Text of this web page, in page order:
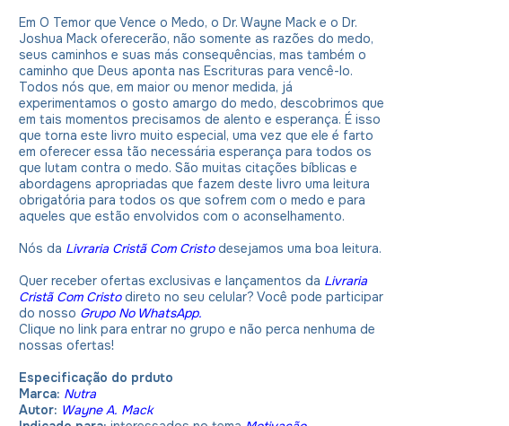
Em O Temor que Vence o Medo, o Dr. Wayne Mack e o Dr.
Joshua Mack oferecerão, não somente as razões do medo,
seus caminhos e suas más consequências, mas também o
caminho que Deus aponta nas Escrituras para vencê-lo.
Todos nós que, em maior ou menor medida, já
experimentamos o gosto amargo do medo, descobrimos que
em tais momentos precisamos de alento e esperança. É isso
que torna este livro muito especial, uma vez que ele é farto
em oferecer essa tão necessária esperança para todos os
que lutam contra o medo. São muitas citações bíblicas e
abordagens apropriadas que fazem deste livro uma leitura
obrigatória para todos os que sofrem com o medo e para
aqueles que estão envolvidos com o aconselhamento.
Nós da Livraria Cristã Com Cristodesejamos uma boa leitura.
Quer receber ofertas exclusivas e lançamentos da Livraria
Cristã Com Cristodireto no seu celular? Você pode participar
do nosso Grupo No WhatsApp.
Clique no link para entrar no grupo e não perca nenhuma de
nossas ofertas!
Especificação do prduto
Marca: Nutra
Autor: Wayne A. Mack